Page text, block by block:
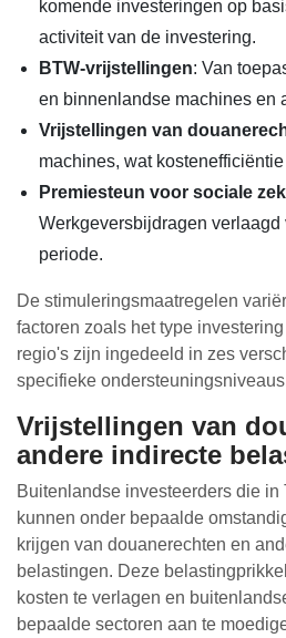
komende investeringen op
activiteit van de investering.
BTW-vrijstellingen: Van
en binnenlandse machines en
Vrijstellingen van
machines, wat
Premiesteun voor sociale
Werkgeversbijdragen
periode.
De stimuleringsmaatregelen
factoren zoals het type
regio's zijn ingedeeld in zes
specifieke
Vrijstellingen van
andere indirecte
Buitenlandse investeerders die in
kunnen onder bepaalde
krijgen van douanerechten en
belastingen. Deze
kosten te verlagen en
bepaalde sectoren aan te